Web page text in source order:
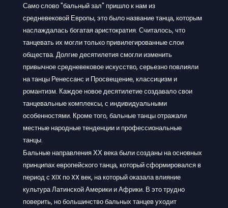
Само слово "бальный зал" пришло к нам из
средневековой Европы, это было название танца, которым
наслаждалась богатая аристократия. Считалось, что
танцевать их могли только привилегированные слои
общества. Долгие десятилетия смогли изменить
привычное средневековое искусство, серьезно повлияли
на танцы Ренессанс и Просвещение, классицизм и
романтизм. Каждое новое десятилетие создавало свои
танцевальные комплексы, с индивидуальными
особенностями. Кроме того, бальные танцы отражали
местные народные тенденции и профессиональные
танцы.
Бальные направления ХХ века были созданы на основных
принципах европейского танца, который сформировался в
период с XIX по XX век, на который оказала влияние
культура Латинской Америки и Африки. В это трудно
поверить, но большинство бальных танцев уходит